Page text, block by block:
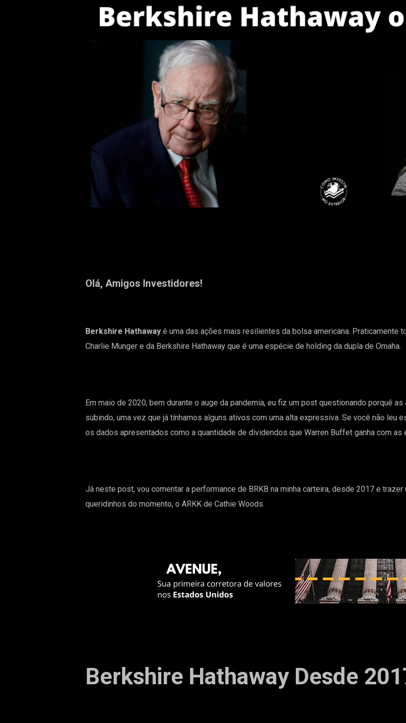
Olá, Amigos Investidores!
Berkshire Hathawayé uma das ações mais resilientes da bolsa americana. Praticamente
Charlie Munger e da Berkshire Hathaway que é uma espécie de holding da dupla de Omaha.
Em maio de 2020, bem durante o auge da pandemia, eu fiz um post questionando porquê
subindo, uma vez que já tínhamos alguns ativos com uma alta expressiva. Se você não leu
os dados apresentados como a quantidade de dividendos que Warren Buffet ganha com as
Já neste post, vou comentar a performance de BRKB na minha carteira, desde 2017 e
queridinhos do momento, o ARKK de Cathie Woods.
Berkshire Hathaway Desde